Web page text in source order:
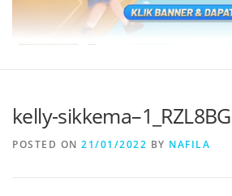
kelly-
POSTED ON 21/01/2022 BY NAFILA